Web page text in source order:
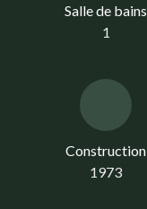
Salle de bains
1
Construction
1973